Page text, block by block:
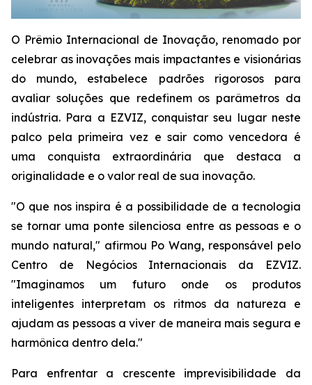
O Prêmio Internacional de Inovação, renomado por
celebrar as inovações mais impactantes e visionárias
do mundo, estabelece padrões rigorosos para
avaliar soluções que redefinem os parâmetros da
indústria. Para a EZVIZ, conquistar seu lugar neste
palco pela primeira vez e sair como vencedora é
uma conquista extraordinária que destaca a
originalidade e o valor real de sua inovação.
"O que nos inspira é a possibilidade de a tecnologia
se tornar uma ponte silenciosa entre as pessoas e o
mundo natural," afirmou Po Wang, responsável pelo
Centro de Negócios Internacionais da EZVIZ.
"Imaginamos um futuro onde os produtos
inteligentes interpretam os ritmos da natureza e
ajudam as pessoas a viver de maneira mais segura e
harmônica dentro dela."
Para enfrentar a crescente imprevisibilidade da